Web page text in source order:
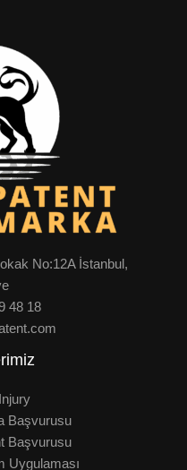
No:12A İstanbul,
48 18
Başvurusu
Başvurusu
Uygulaması